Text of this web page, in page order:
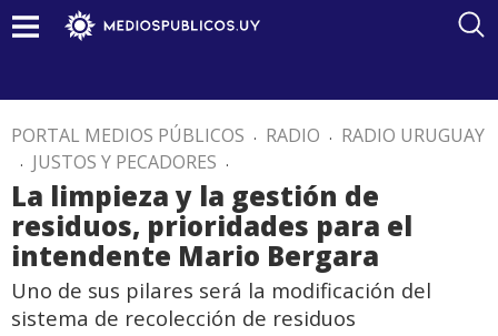
PORTAL MEDIOS PÚBLICOS . RADIO . RADIO URUGUAY
. JUSTOS Y PECADORES .
La limpieza y la gestión de
residuos, prioridades para el
intendente Mario Bergara
Uno de sus pilares será la modificación del
sistema de recolección de residuos